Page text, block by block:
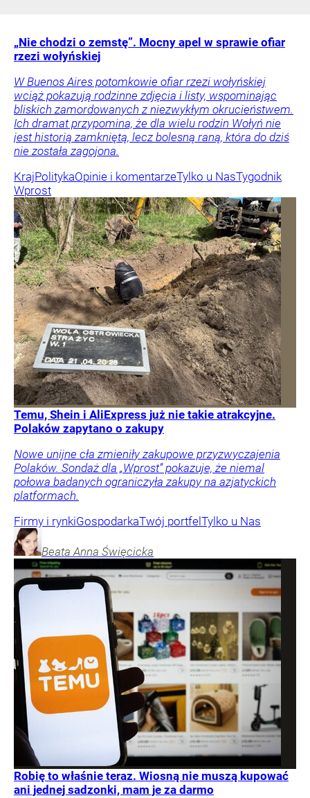
„Nie chodzi o zemstę”. Mocny apel w sprawie ofiar
rzezi wołyńskiej
W Buenos Aires potomkowie ofiar rzezi wołyńskiej
wciąż pokazują rodzinne zdjęcia i listy, wspominając
bliskich zamordowanych z niezwykłym okrucieństwem.
Ich dramat przypomina, że dla wielu rodzin Wołyń nie
jest historią zamkniętą, lecz bolesną raną, która do dziś
nie została zagojona.
KrajPolitykaOpinie i komentarzeTylko u NasTygodnik
Wprost
Temu, Shein i AliExpress już nie takie atrakcyjne.
Polaków zapytano o zakupy
Nowe unijne cła zmieniły zakupowe przyzwyczajenia
Polaków. Sondaż dla „Wprost” pokazuje, że niemal
połowa badanych ograniczyła zakupy na azjatyckich
platformach.
Firmy i rynkiGospodarkaTwój portfel Tylko u Nas
Beata Anna Święcicka
Robię to właśnie teraz. Wiosną nie muszą kupować
ani jednej sadzonki, mam je za darmo